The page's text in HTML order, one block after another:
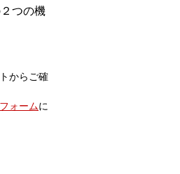
つの機
からご確
ォームに